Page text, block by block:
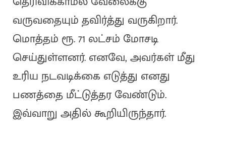
வருவதையும் தவிர்த்து வருகிறார்.
மொத்தம் ரூ. 71 லட்சம் மோசடி
செய்துள்ளனர். எனவே, அவர்கள் மீது
உரிய நடவடிக்கை எடுத்து எனது
பணத்தை மீட்டுத்தர வேண்டும்.
இவ்வாறு அதில் கூறியிருந்தார்.